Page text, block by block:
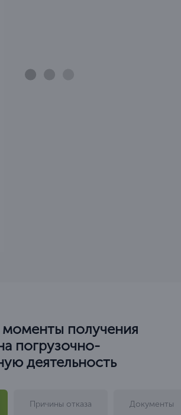
получения
погрузочно-
деятельность
Причины отказа Документы